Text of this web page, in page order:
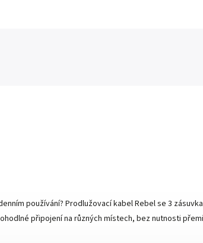
používání? Prodlužovací kabel Rebel se 3
připojení na různých místech, bez nutnosti